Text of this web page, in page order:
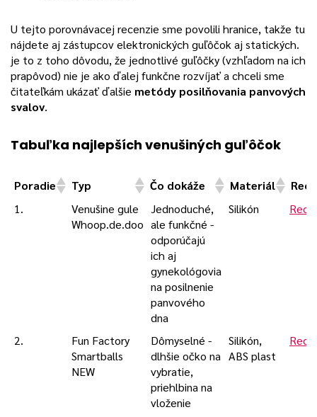
U tejto porovnávacej recenzie sme povolili hranice, takže tu
nájdete aj zástupcov elektronických guľôčok aj statických.
je to z toho dôvodu, že jednotlivé guľôčky (vzhľadom na ich
prapôvod) nie je ako ďalej funkčne rozvíjať a chceli sme
čitateľkám ukázať ďalšie metódy posilňovania panvových
svalov.
Tabuľka najlepších venušiných guľôčok
Poradie Typ Čo dokáže Materiál
Poradie
Typ Čo dokáže Materiál
1.
Venušine gule
Whoop.de.doo
Jednoduché,
ale funkčné -
odporúčajú
ich aj
gynekológovia
na posilnenie
panvového
dna
Silikón
2.
Fun Factory
Smartballs
NEW
Dômyselné -
dlhšie očko na
vybratie,
priehlbina na
vloženie
Silikón,
ABS plast